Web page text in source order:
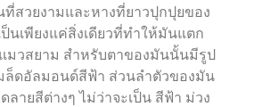
ที่สวยงามและหางที่ยาวปุกปุยของ
นเพียงแค่สิ่งเดียวที่ทำให้มันแตก
มวสยาม สำหรับตาของมันนั้นมีรูป
ล็ดอัลมอนด์สีฟ้า ส่วนลำตัวของมัน
ลายสีต่างๆ ไม่ว่าจะเป็น สีฟ้า ม่วง